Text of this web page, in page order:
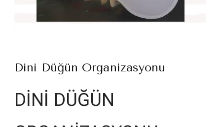
Dini Düğün Organizasyonu
DİNİ DÜĞÜN